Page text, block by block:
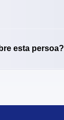
esta persoa?